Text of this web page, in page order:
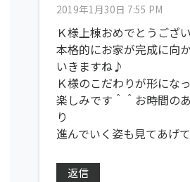
2019年1月30日 7:55 PM
Ｋ様上棟おめでとうござ
本格的にお家が完成に向
いきますね♪
Ｋ様のこだわりが形にな
楽しみです＾＾お時間の
り
進んでいく姿も見てあげ
返信